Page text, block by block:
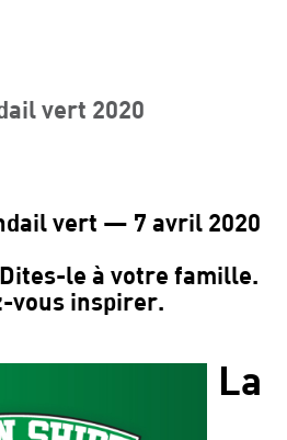
vert 2020
vert — 7 avril 2020
le à votre famille.
vous inspirer.
La